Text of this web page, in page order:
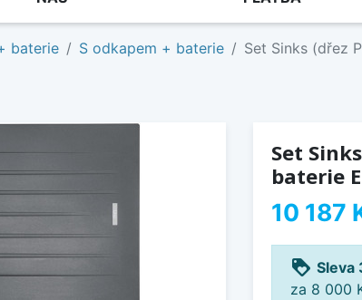
baterie S odkapem + baterie Set Sinks (dřez
Set
baterie
10 187
loyalty Sleva
za 8 000